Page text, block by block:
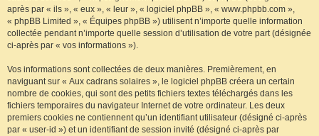
après par « ils », « eux », « leur », « logiciel phpBB », « www.phpbb.com »,
« phpBB Limited », « Équipes phpBB ») utilisent n’importe quelle information
collectée pendant n’importe quelle session d’utilisation de votre part (désignée
ci-après par « vos informations »).
Vos informations sont collectées de deux manières. Premièrement, en
naviguant sur « Aux cadrans solaires », le logiciel phpBB créera un certain
nombre de cookies, qui sont des petits fichiers textes téléchargés dans les
fichiers temporaires du navigateur Internet de votre ordinateur. Les deux
premiers cookies ne contiennent qu’un identifiant utilisateur (désigné ci-après
par « user-id ») et un identifiant de session invité (désigné ci-après par